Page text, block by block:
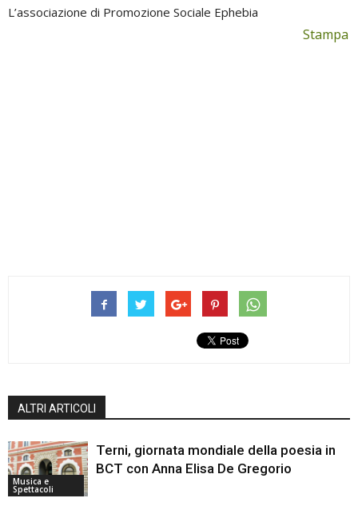
L’associazione di Promozione Sociale Ephebia
Stampa
ALTRI ARTICOLI
Musica e
Spettacoli
Terni, giornata mondiale della poesia in
BCT con Anna Elisa De Gregorio